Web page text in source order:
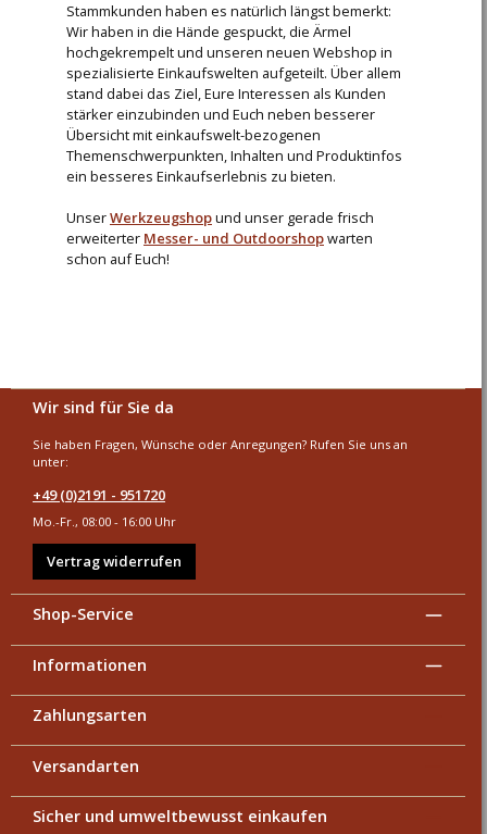
Stammkunden haben es natürlich längst bemerkt:
Wir haben in die Hände gespuckt, die Ärmel
hochgekrempelt und unseren neuen Webshop in
spezialisierte Einkaufswelten aufgeteilt. Über allem
stand dabei das Ziel, Eure Interessen als Kunden
stärker einzubinden und Euch neben besserer
Übersicht mit einkaufswelt-bezogenen
Themenschwerpunkten, Inhalten und Produktinfos
ein besseres Einkaufserlebnis zu bieten.
UnserWerkzeugshopund unser gerade frisch
erweiterter Messer- und Outdoorshopwarten
schon auf Euch!
Wir sind für Sie da
Sie haben Fragen, Wünsche oder Anregungen? Rufen Sie uns an
unter:
+49 (0)2191 - 951720
Mo.-Fr., 08:00 - 16:00 Uhr
Vertrag widerrufen
Shop-Service
Informationen
Zahlungsarten
Versandarten
Sicher und umweltbewusst einkaufen